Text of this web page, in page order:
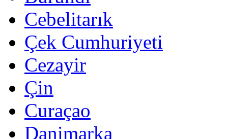
Cebelitarık
Çek Cumhuriyeti
Cezayir
Çin
Curaçao
Danimarka